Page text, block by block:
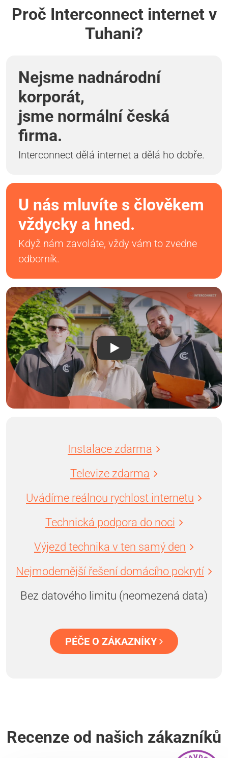
Proč Interconnect internet v
Tuhani?
Nejsme nadnárodní
korporát,
jsme normální česká
firma.
Interconnect dělá internet a dělá ho dobře.
U nás mluvíte s člověkem
vždycky a hned.
Když nám zavoláte, vždy vám to zvedne
odborník.
Instalace zdarma
Televize zdarma
Uvádíme reálnou rychlost internetu
Technická podpora do noci
Výjezd technika v ten samý den
Nejmodernější řešení domácího pokrytí
Bez datového limitu (neomezená data)
PÉČE O ZÁKAZNÍKY
Recenze od našich zákazníků